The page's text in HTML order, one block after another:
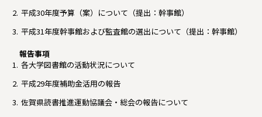
平成30年度予算（案）について（提出：幹事館）
平成31年度幹事館および監査館の選出について（提出：幹事館）
報告事項
各大学図書館の活動状況について
平成29年度補助金活用の報告
佐賀県読書推進運動協議会・総会の報告について